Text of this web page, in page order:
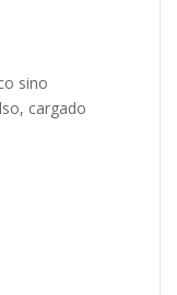
sino
cargado